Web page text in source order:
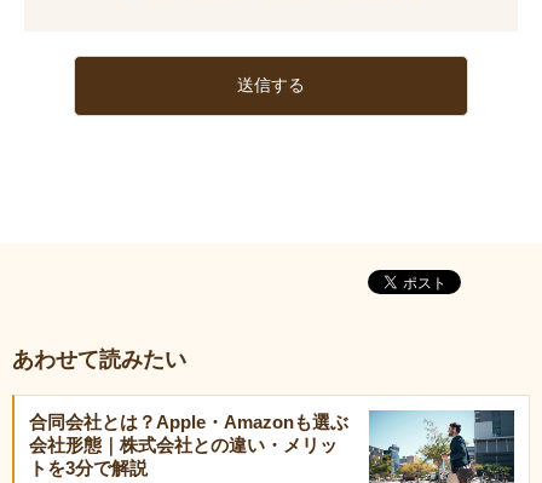
あわせて読みたい
合同会社とは？Apple・Amazonも選ぶ
会社形態｜株式会社との違い・メリッ
トを3分で解説